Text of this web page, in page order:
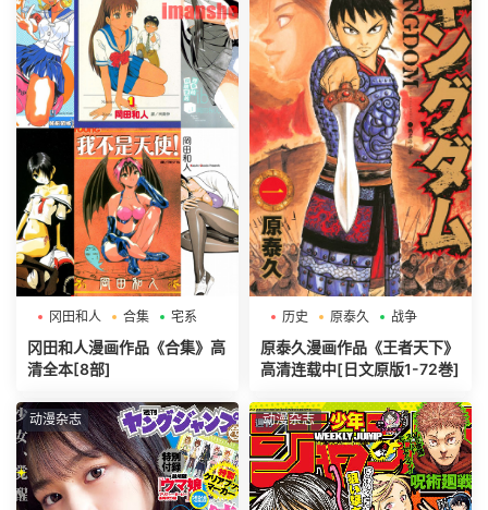
冈田和人 合集 宅系
冈田和人漫画作品《合集》高
清全本[8部]
历史 原泰久 战争
原泰久漫画作品《王者天下》
高清连载中[日文原版1-72巻]
动漫杂志 动漫杂志